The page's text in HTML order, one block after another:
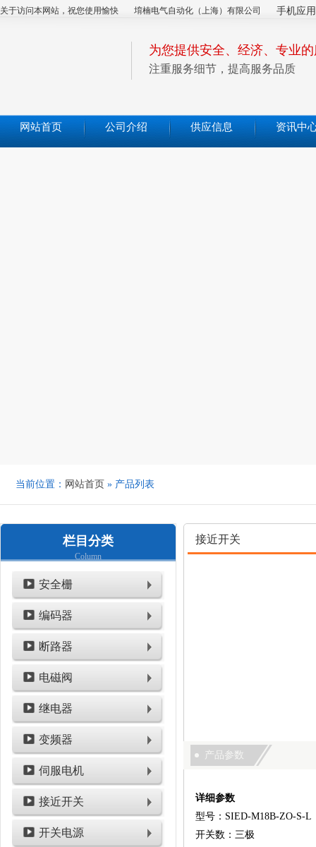
关于访问本网站，祝您使用愉快 堉楠电气自动化（上海）有限公司 手机应用
为您提供安全、经济、专业
注重服务细节，提高服务品质
网站首页 公司介绍 供应信息 资讯中
当前位置： 网站首页 » 产品列表
栏目分类
Column
安全栅
编码器
断路器
电磁阀
继电器
变频器
伺服电机
接近开关
开关电源
接近开关
产品参数
详细参数
型号：SIED-M18B-ZO-S-L
开关数：三极